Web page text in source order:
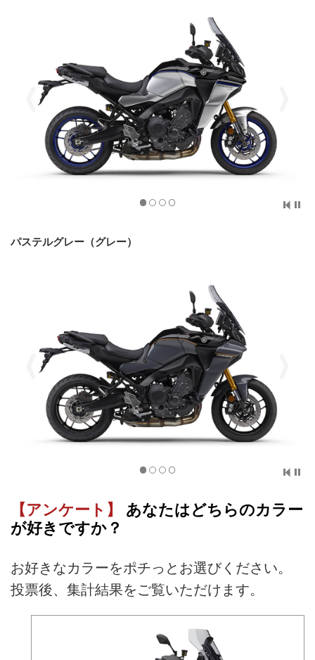
パステルグレー（グレー）
【アンケート】
あなたはどちらのカラー
が好きですか？
お好きなカラーをポチっとお選びください。
投票後、集計結果をご覧いただけます。